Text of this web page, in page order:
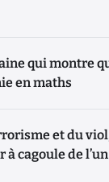
qui montre
en maths
et du
cagoule de